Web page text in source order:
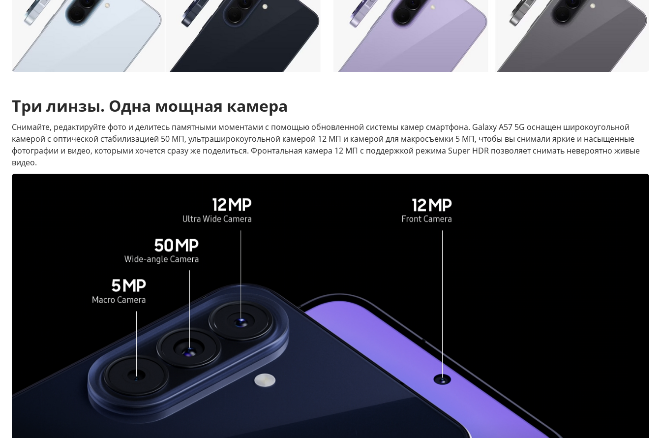
Три линзы. Одна мощная камера
Снимайте, редактируйте фото и делитесь памятными моментами с помощью обновленной системы камер смартфона. Galaxy A57 5G оснащен широкоугольной
камерой с оптической стабилизацией 50 МП, ультраширокоугольной камерой 12 МП и камерой для макросъемки 5 МП, чтобы вы снимали яркие и насыщенные
фотографии и видео, которыми хочется сразу же поделиться. Фронтальная камера 12 МП с поддержкой режима Super HDR позволяет снимать невероятно живые
видео.